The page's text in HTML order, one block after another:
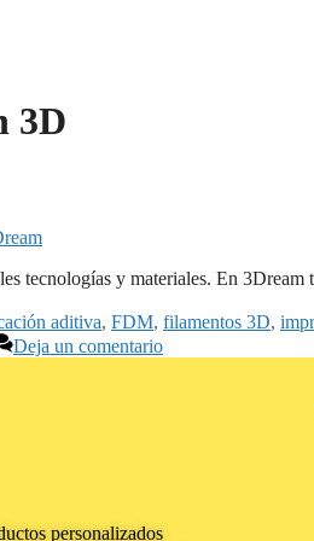
3D
tecnologías y materiales. En
aditiva, FDM, filamentos 3D,
Deja un comentario
personalizados